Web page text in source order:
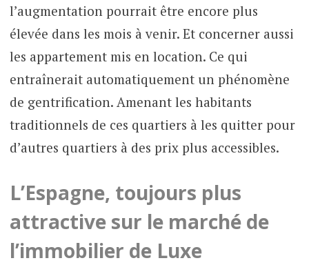
l’augmentation pourrait être encore plus
élevée dans les mois à venir. Et concerner aussi
les appartement mis en location. Ce qui
entraînerait automatiquement un phénomène
de gentrification. Amenant les habitants
traditionnels de ces quartiers à les quitter pour
d’autres quartiers à des prix plus accessibles.
L’Espagne, toujours plus
attractive sur le marché de
l’immobilier de Luxe